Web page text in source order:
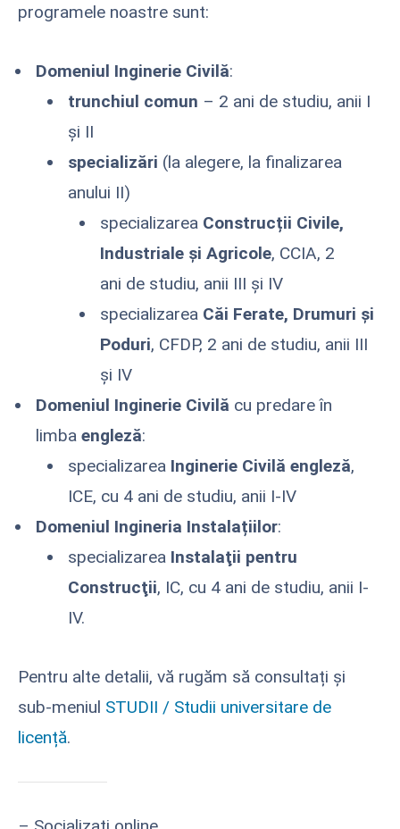
programele noastre sunt:
Domeniul Inginerie Civilă:
trunchiul comun – 2 ani de studiu, anii I
și II
specializări (la alegere, la finalizarea
anului II)
specializarea Construcții Civile,
Industriale și Agricole, CCIA, 2
ani de studiu, anii III și IV
specializarea Căi Ferate, Drumuri şi
Poduri, CFDP, 2 ani de studiu, anii III
și IV
Domeniul Inginerie Civilă cu predare în
limba engleză:
specializarea Inginerie Civilă engleză,
ICE, cu 4 ani de studiu, anii I-IV
Domeniul Ingineria Instalațiilor:
specializarea Instalaţii pentru
Construcţii, IC, cu 4 ani de studiu, anii I-
IV.
Pentru alte detalii, vă rugăm să consultați și
sub-meniul STUDII / Studii universitare de
licență.